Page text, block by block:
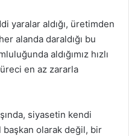
yaralar aldığı, üretimden
alanda daraldığı bu
aldığımız hızlı
en az zararla
siyasetin kendi
başkan olarak değil, bir